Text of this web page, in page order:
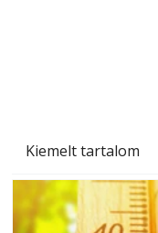
Kiemelt tartalom